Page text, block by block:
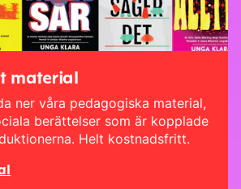
material
ner våra pedagogiska material,
berättelser som är kopplade
Helt kostnadsfritt.